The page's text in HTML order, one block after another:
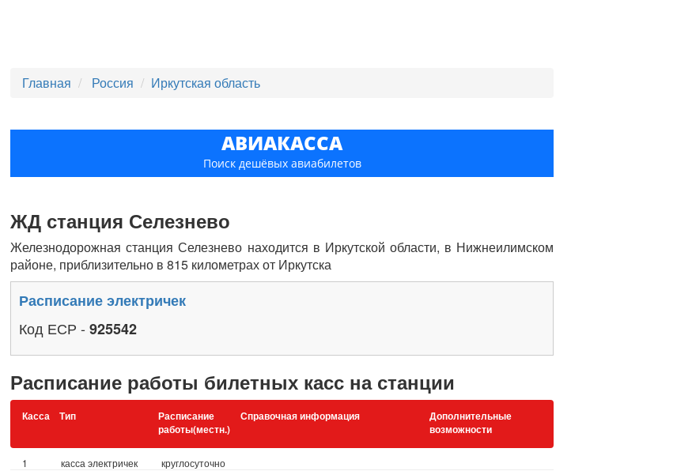
Главная Россия Иркутская область
АВИАКАССА
Поиск дешёвых авиабилетов
ЖД станция Селезнево
Железнодорожная станция Селезнево находится в Иркутской области, в Нижнеилимском
районе, приблизительно в 815 километрах от Иркутска
Расписание электричек
Код ЕСР -925542
Расписание работы билетных касс на станции
Касса Тип
Расписание
работы(местн.)
Справочная информация
Дополнительные
возможности
1 касса электричек круглосуточно